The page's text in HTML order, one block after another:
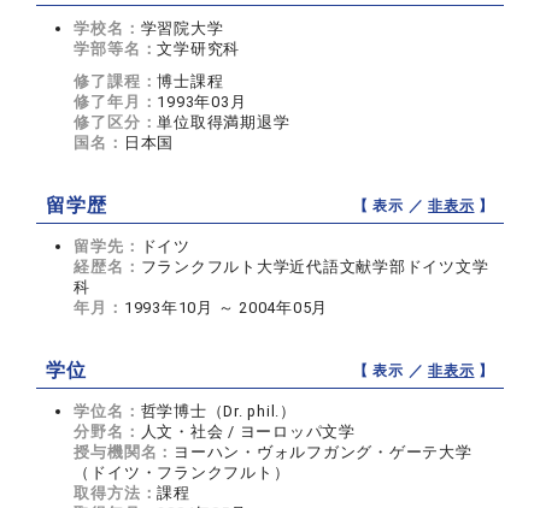
学校名： 学習院大学
学部等名：文学研究科
修了課程：博士課程
修了年月： 1993年03月
修了区分：単位取得満期退学
国名： 日本国
留学歴 【 表示 ／非表示 】
留学先：
ドイツ
経歴名： フランクフルト大学近代語文献学部ドイツ文学
科
年月： 1993年10月 ～ 2004年05月
学位 【 表示 ／非表示 】
学位名： 哲学博士（Dr. phil.）
分野名： 人文・社会 / ヨーロッパ文学
授与機関名： ヨーハン・ヴォルフガング・ゲーテ大学
（ドイツ・フランクフルト）
取得方法：課程